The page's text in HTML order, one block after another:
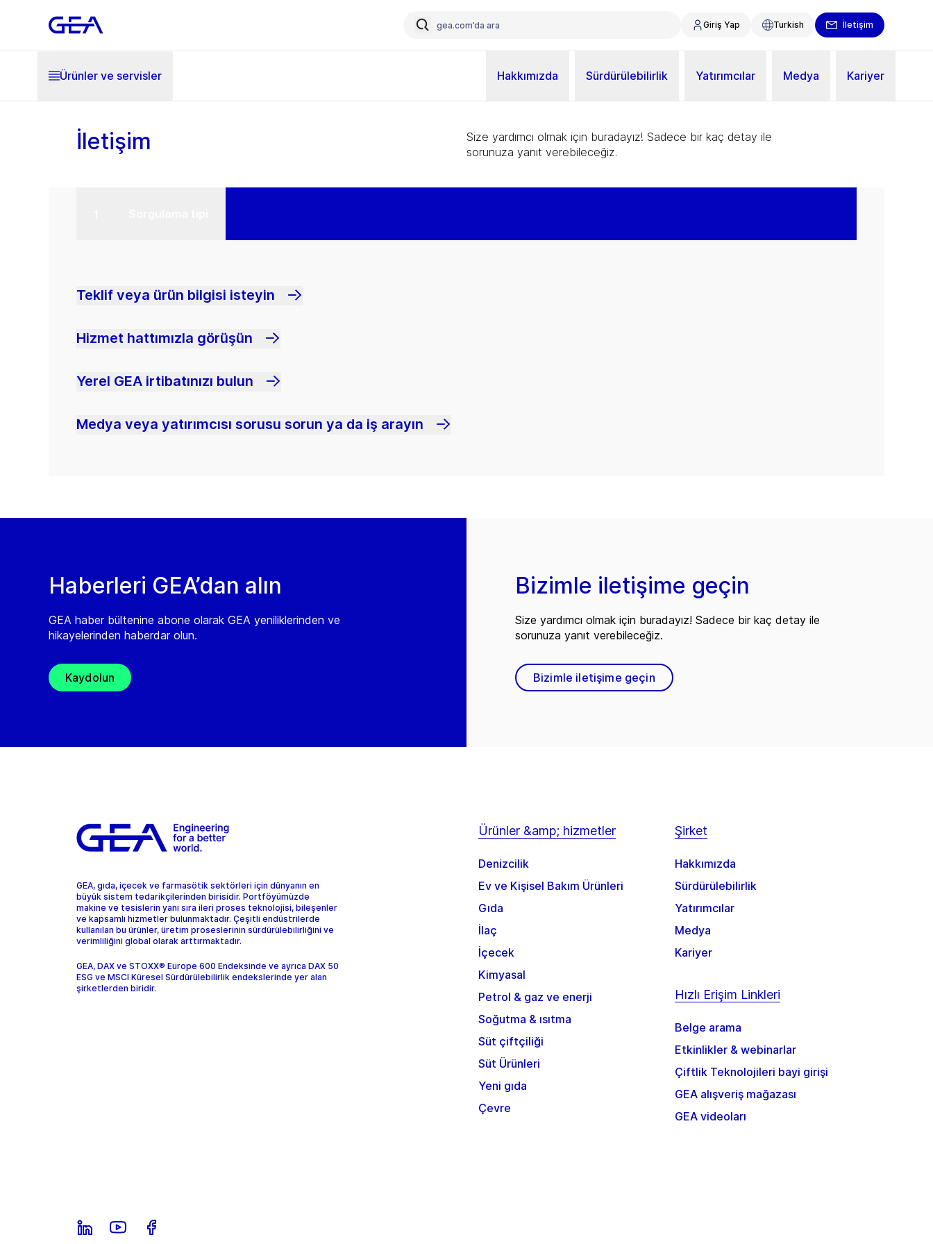
Giriş Yap Turkish İletişim
Ürünler ve servisler Hakkımızda Sürdürülebilirlik Yatırımcılar Medya Kariyer
İletişim
Size yardımcı olmak için buradayız! Sadece bir kaç detay ile
sorunuza yanıt verebileceğiz.
Teklif veya ürün bilgisi isteyin
Hizmet hattımızla görüşün
Yerel GEA irtibatınızı bulun
Medya veya yatırımcısı sorusu sorun ya da iş arayın
Haberleri GEA’dan alın
GEA haber bültenine abone olarak GEA yeniliklerinden ve
hikayelerinden haberdar olun.
Kaydolun
Bizimle iletişime geçin
Size yardımcı olmak için buradayız! Sadece bir kaç detay ile
sorunuza yanıt verebileceğiz.
Bizimle iletişime geçin
GEA, gıda, içecek ve farmasötik sektörleri için dünyanın en
büyük sistem tedarikçilerinden birisidir. Portföyümüzde
makine ve tesislerin yanı sıra ileri proses teknolojisi, bileşenler
ve kapsamlı hizmetler bulunmaktadır. Çeşitli endüstrilerde
kullanılan bu ürünler, üretim proseslerinin sürdürülebilirliğini ve
verimliliğini global olarak arttırmaktadır.
GEA, DAX ve STOXX® Europe 600 Endeksinde ve ayrıca DAX 50
ESG ve MSCI Küresel Sürdürülebilirlik endekslerinde yer alan
şirketlerden biridir.
Ürünler &amp; hizmetler
Denizcilik
Ev ve Kişisel Bakım Ürünleri
Gıda
İlaç
İçecek
Kimyasal
Petrol & gaz ve enerji
Soğutma & ısıtma
Süt çiftçiliği
Süt Ürünleri
Yeni gıda
Çevre
Şirket
Hakkımızda
Sürdürülebilirlik
Yatırımcılar
Medya
Kariyer
Hızlı Erişim Linkleri
Belge arama
Etkinlikler & webinarlar
Çiftlik Teknolojileri bayi girişi
GEA alışveriş mağazası
GEA videoları